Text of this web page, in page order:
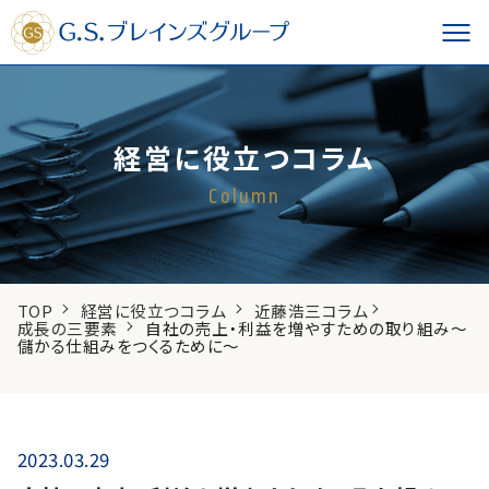
経営に役立つコラム
Column
TOP 経営に役立つコラム 近藤浩三コラム
成長の三要素 自社の売上・利益を増やすための取り組み～
儲かる仕組みをつくるために～
2023.03.29